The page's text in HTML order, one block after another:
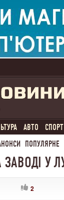
АВТО СПОРТ
ПОПУЛЯРНЕ
У
2